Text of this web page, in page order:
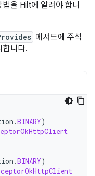
을 Hilt에 알려야 합니
메서드에 주석
합니다.
.BINARY)
.BINARY)